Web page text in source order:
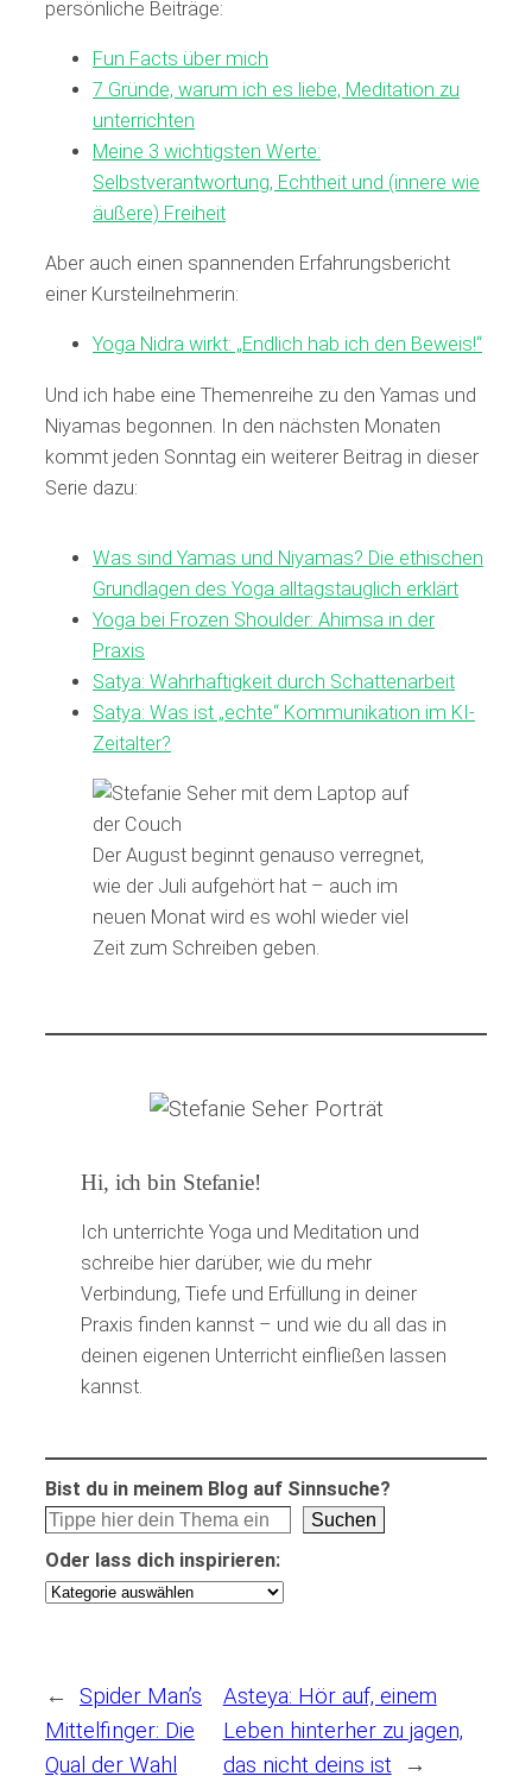
persönliche Beiträge:
Fun Facts über mich
7 Gründe, warum ich es liebe, Meditation zu
unterrichten
Meine 3 wichtigsten Werte:
Selbstverantwortung, Echtheit und (innere wie
äußere) Freiheit
Aber auch einen spannenden Erfahrungsbericht
einer Kursteilnehmerin:
Yoga Nidra wirkt: „Endlich hab ich den Beweis!“
Und ich habe eine Themenreihe zu den Yamas und
Niyamas begonnen. In den nächsten Monaten
kommt jeden Sonntag ein weiterer Beitrag in dieser
Serie dazu:
Was sind Yamas und Niyamas? Die ethischen
Grundlagen des Yoga alltagstauglich erklärt
Yoga bei Frozen Shoulder: Ahimsa in der
Praxis
Satya: Wahrhaftigkeit durch Schattenarbeit
Satya: Was ist „echte“ Kommunikation im KI-
Zeitalter?
Der August beginnt genauso verregnet,
wie der Juli aufgehört hat – auch im
neuen Monat wird es wohl wieder viel
Zeit zum Schreiben geben.
Hi, ich bin Stefanie!
Ich unterrichte Yoga und Meditation und
schreibe hier darüber, wie du mehr
Verbindung, Tiefe und Erfüllung in deiner
Praxis finden kannst – und wie du all das in
deinen eigenen Unterricht einfließen lassen
kannst.
Bist du in meinem Blog auf Sinnsuche?
Suchen
Oder lass dich inspirieren:
←
Spider Man’s
Mittelfinger: Die
Qual der Wahl
Asteya: Hör auf, einem
Leben hinterher zu jagen,
das nicht deins ist
→